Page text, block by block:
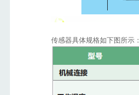
传感器具体规格如下图所示：